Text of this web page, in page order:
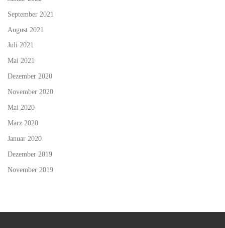
September 2021
August 2021
Juli 2021
Mai 2021
Dezember 2020
November 2020
Mai 2020
März 2020
Januar 2020
Dezember 2019
November 2019